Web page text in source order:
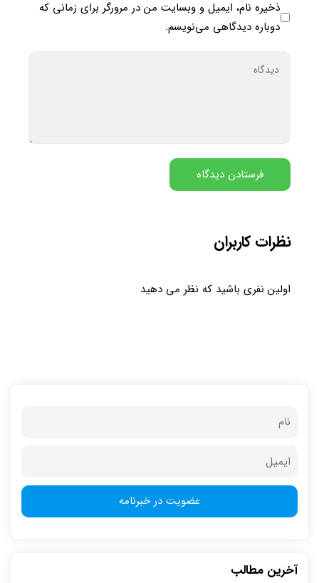
ذخیره نام، ایمیل و وبسایت من در مرورگر برای زمانی که
دوباره دیدگاهی می‌نویسم.
نظرات کاربران
اولین نفری باشید که نظر می دهید
آخرین مطالب